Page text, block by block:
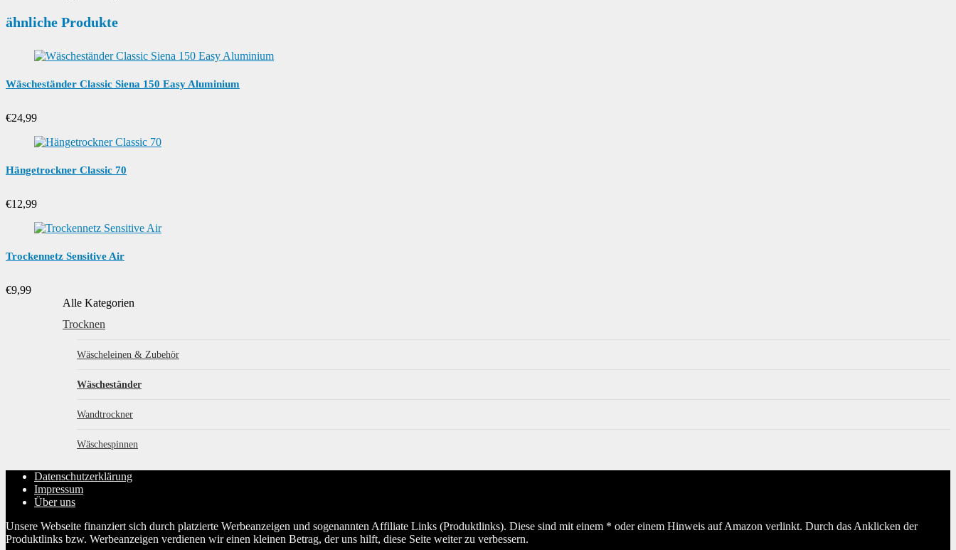
ähnliche Produkte
Wäscheständer Classic Siena 150 Easy Aluminium
€24,99
Hängetrockner Classic 70
€12,99
Trockennetz Sensitive Air
€9,99
Alle Kategorien
Trocknen
Wäscheleinen & Zubehör
Wäscheständer
Wandtrockner
Wäschespinnen
Datenschutzerklärung
Impressum
Über uns
Unsere Webseite finanziert sich durch platzierte Werbeanzeigen und sogenannten Affiliate Links (Produktlinks). Diese sind mit einem * oder einem Hinweis auf Amazon verlinkt. Durch das Anklicken der
Produktlinks bzw. Werbeanzeigen verdienen wir einen kleinen Betrag, der uns hilft, diese Seite weiter zu verbessern.